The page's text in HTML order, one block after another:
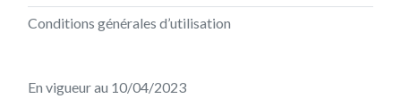
Conditions générales d’utilisation
En vigueur au 10/04/2023